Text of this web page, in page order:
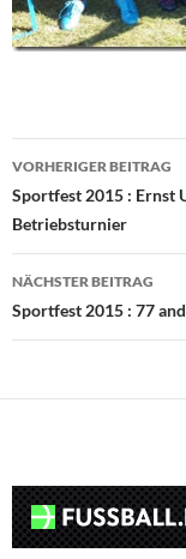
VORHERIGER BEITRAG
Sportfest 2015 : Ernst
Betriebsturnier
NÄCHSTER BEITRAG
Sportfest 2015 : 77